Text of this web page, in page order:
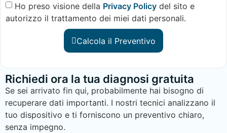
Richiedi ora la tua diagnosi gratuita
Se sei arrivato fin qui, probabilmente hai bisogno di
recuperare dati importanti. I nostri tecnici analizzano il
tuo dispositivo e ti forniscono un preventivo chiaro,
senza impegno.
Ho preso visione della Privacy Policy del sito e
autorizzo il trattamento dei miei dati personali.
Calcola il Preventivo